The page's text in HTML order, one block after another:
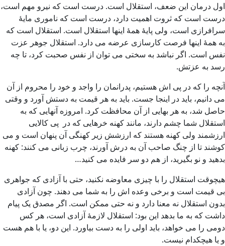
اول درمان این ضعف، استقلال است. درست است که نیرو مهم است،
درست است که ثروت اهمیت دارد، درست است که ناموری مایۀ
سرافرازی است، ولی پایۀ همۀ اینها استقلال است. استقلال است که
به همۀ اینها فرصت کارسازی عرضه می دارد. استقلال جوهر عزت
نفس است. اگر نباشد به سختی می توان از نفس صحبت کرد، تا چه
رسد به عزتش.
آنچه را که در پی اش هستیم، پدرانمان را واجد و خود را محروم از آن
می دانیم، باید در اینجا جست. باید به هر قیمت به دستش آورد و وقتی
حاصل شد، به هر بهایی از آن محافظت کرد. امروزه آنهایی که به
استقلال شما چشم دارند، مانند کهنه خرهایی که در پی کالایی
ارزشمند ولی کهنه هستند که ارزشش زیر کهنگی آن پنهان است و می
کوشند تا از چنگ صاحب آن به درش آورند، چرب زبانی می کنند: کهنه
بدهید و نو بگیرید، از هم دو سر فایده می کنید…
هیچوقت استقلال را با چیزی معاوضه نکنید، حتی با آزادی که جواهری
بی قیمت است و برخی وعده اش را به شما می دهند. چون آزادی
بدون استقلال نه معنا دارد و نه حتی ممکن است. اگر مصدق یک پیام
داشت که به ما بدهد این بود: استقلال لازمۀ آزادی است، هر کس
دومی را می خواهد، باید اولی را به دست بیاورد. این دو، یا با هم هست
و یا هیچکدام نیست.